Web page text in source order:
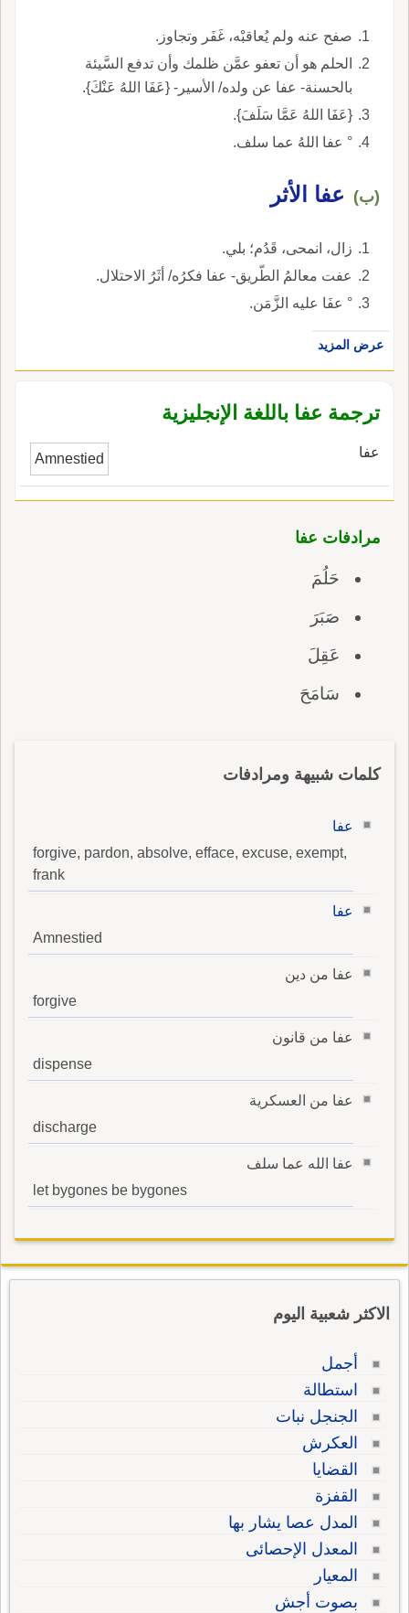
صفح عنه ولم يُعاقبْه، غَفَر وتجاوز.
الحلم هو أن تعفو عمَّن ظلمك وأن تدفع السَّيئة
بالحسنة- عفا عن ولده/ الأسير- {عَفَا اللهُ عَنْكَ}.
{عَفَا اللهُ عَمَّا سَلَفَ}.
° عفا اللهُ عما سلف.
(ب) عفا الأثر
زال، انمحى، قَدُم؛ بلي.
عفت معالمُ الطّريق- عفا فكرُه/ أثَرُ الاحتلال.
° عفَا عليه الزَّمَن.
عرض المزيد
ترجمة عفا باللغة الإنجليزية
عفا Amnestied
مرادفات عفا
حَلُمَ
صَبَرَ
عَقِلَ
سَامَحَ
كلمات شبيهة ومرادفات
عفا
forgive, pardon, absolve, efface, excuse, exempt,
frank
عفا
Amnestied
عفا من دين
forgive
عفا من قانون
dispense
عفا من العسكرية
discharge
عفا الله عما سلف
let bygones be bygones
الاكثر شعبية اليوم
أجمل
استطالة
الجنجل نبات
العكرش
القضايا
القفزة
المدل عصا يشار بها
المعدل الإحصائى
المعيار
بصوت أجش